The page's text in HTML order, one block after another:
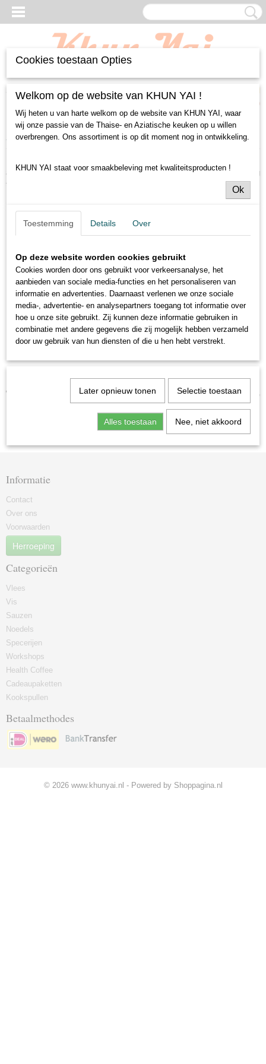
Inloggen Registreren
UW WINKELWAGEN
(0)
Home>Herroeping
annuleren. Wij nemen zo snel mogelijk contact met u op om de annulering
te bevestigen en eventuele verdere instructies te geven.
Telefoon
Reden van
herroeping
Verstuur »
producten die de smaakpupillen waarderen!
Wij verwijzen naar onze verkoopvoorwaarden welke u kunt vinden op de website,
alle prijzen zijn inclusief BTW.
Informatie
Contact
Over ons
Voorwaarden
Herroeping
Categorieën
Vlees
Vis
Sauzen
Noedels
Specerijen
Workshops
Health Coffee
Cadeaupaketten
Kookspullen
Betaalmethodes
© 2026 www.khunyai.nl - Powered by Shoppagina.nl
Cookies toestaan Opties
Welkom op de website van KHUN YAI !
Wij heten u van harte welkom op de website van KHUN YAI, waar
wij onze passie van de Thaise- en Aziatische keuken op u willen
overbrengen. Ons assortiment is op dit moment nog in ontwikkeling.
KHUN YAI staat voor smaakbeleving met kwaliteitsproducten !
Ok
Toestemming Details Over
Op deze website worden cookies gebruikt
Cookies worden door ons gebruikt voor verkeersanalyse, het
aanbieden van sociale media-functies en het personaliseren van
informatie en advertenties. Daarnaast verlenen we onze sociale
media-, advertentie- en analysepartners toegang tot informatie over
hoe u onze site gebruikt. Zij kunnen deze informatie gebruiken in
combinatie met andere gegevens die zij mogelijk hebben verzameld
door uw gebruik van hun diensten of die u hen hebt verstrekt.
Later opnieuw tonen Selectie toestaan
Alles toestaan Nee, niet akkoord